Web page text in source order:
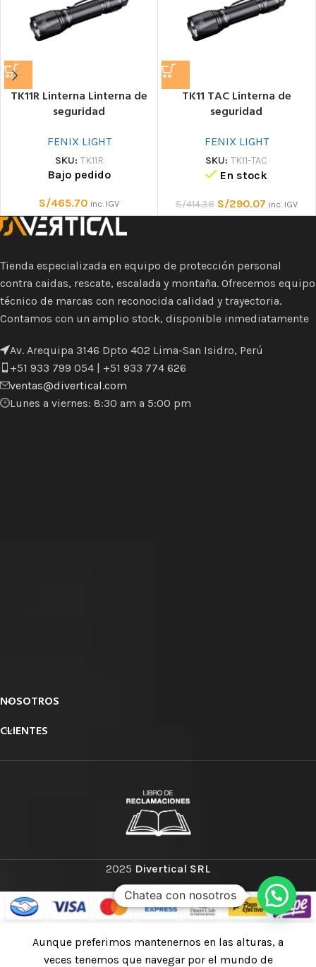
TK11R Linterna Linterna de
seguridad
FENIX LIGHT
SKU: TK11R
Bajo pedido
S/465.70 inc. IGV
TK11 TAC Linterna de
seguridad
FENIX LIGHT
SKU: TK11-TAC
En stock
S/414.38 S/290.07 inc. IGV
Tienda especializada en equipo de protección personal
contra caidas, rescate, escalada y montaña. Ofrecemos equipo
técnico de marcas con reconocida calidad y trayectoria.
Contamos con un amplio stock, disponible inmediatamente
Av. Arequipa 3146 Dpto 402 Lima-San Isidro, Perú
+51 933 799 054 | +51 933 774 626
ventas@divertical.com
Lunes a viernes: 8:30 am a 5:00 pm
NOSOTROS
CLIENTES
2025 Divertical SRL
Aunque preferimos mantenernos en las alturas, a
veces tenemos que navegar por el mundo de
TK26R
Linterna
S/662.44
Disponible
bajo
Chatea con nosotros